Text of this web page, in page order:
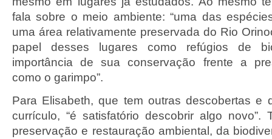
fala sobre o meio ambiente: “uma das
uma área relativamente preservada do Rio
papel desses lugares como refúgios de
importância de sua conservação frente a
como o garimpo”.
Para Elisabeth, que tem outras descobertas e
currículo, “é satisfatório descobrir algo novo”.
preservação e restauração ambiental, da